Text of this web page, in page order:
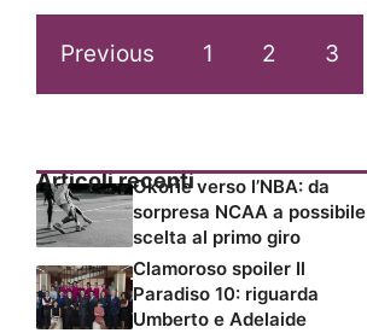
Previous 1 2 3
Articoli recentiOkorie verso l’NBA: da
sorpresa NCAA a possibile
scelta al primo giro
Clamoroso spoiler Il
Paradiso 10: riguarda
Umberto e Adelaide